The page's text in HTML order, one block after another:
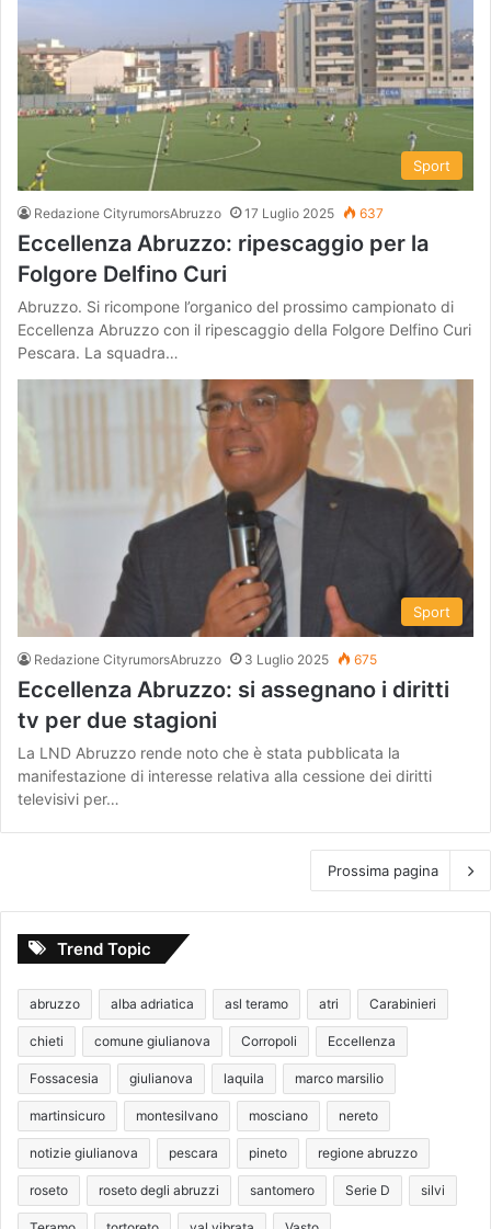
Sport
Redazione CityrumorsAbruzzo 17 Luglio 2025 637
Eccellenza Abruzzo: ripescaggio per la
Folgore Delfino Curi
Abruzzo. Si ricompone l’organico del prossimo campionato di
Eccellenza Abruzzo con il ripescaggio della Folgore Delfino Curi
Pescara. La squadra…
Sport
Redazione CityrumorsAbruzzo 3 Luglio 2025 675
Eccellenza Abruzzo: si assegnano i diritti
tv per due stagioni
La LND Abruzzo rende noto che è stata pubblicata la
manifestazione di interesse relativa alla cessione dei diritti
televisivi per…
Prossima pagina
Trend Topic
abruzzo alba adriatica asl teramo atri Carabinieri
chieti comune giulianova Corropoli Eccellenza
Fossacesia giulianova laquila marco marsilio
martinsicuro montesilvano mosciano nereto
notizie giulianova pescara pineto regione abruzzo
roseto roseto degli abruzzi santomero Serie D silvi